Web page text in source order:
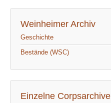
Weinheimer Archiv
Geschichte
Bestände (WSC)
Einzelne Corpsarchive